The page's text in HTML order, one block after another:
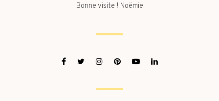
Bonne visite ! Noëmie